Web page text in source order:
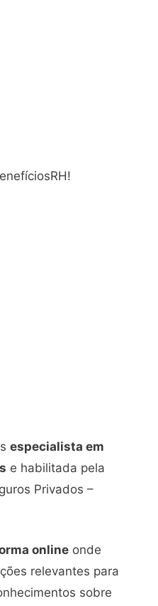
especialista em
e habilitada pela
Privados –
online onde
relevantes para
sobre